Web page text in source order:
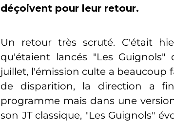
déçoivent pour leur retour.
Un retour très scruté. C'était
qu'étaient lancés "Les Guignols"
juillet, l'émission culte a beaucoup
de disparition, la direction a
programme mais dans une
son JT classique, "Les Guignols"